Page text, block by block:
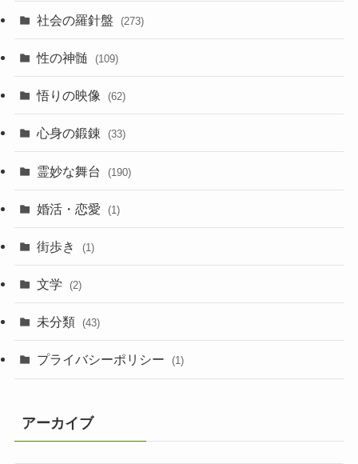
社会の羅針盤 (273)
性の神髄 (109)
悟りの映像 (62)
心身の鍛錬 (33)
霊妙な舞台 (190)
婚活・恋愛 (1)
街歩き (1)
文学 (2)
未分類 (43)
プライバシーポリシー (1)
アーカイブ